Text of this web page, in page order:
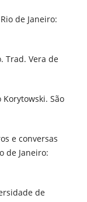
de Janeiro:
Trad. Vera de
São
e conversas
de Janeiro:
de